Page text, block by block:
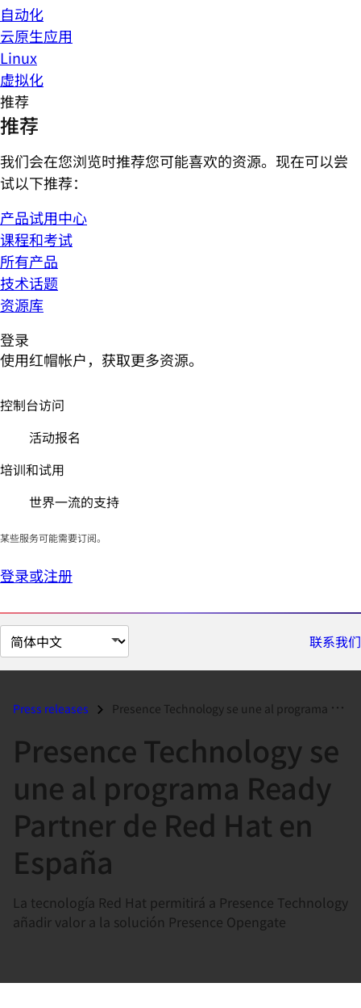
自动化
云原生应用
Linux
虚拟化
推荐
推荐
我们会在您浏览时推荐您可能喜欢的资源。现在可以尝
试以下推荐：
产品试用中心
课程和考试
所有产品
技术话题
资源库
登录
使用红帽帐户，获取更多资源。
控制台访问
活动报名
培训和试用
世界一流的支持
某些服务可能需要订阅。
登录或注册
切
换
面
联系我们
Press releases Presence Technology se une al programa Ready Partner de Red Hat en Esp...
Presence Technology se
une al programa Ready
Partner de Red Hat en
España
La tecnología Red Hat permitirá a Presence Technology
añadir valor a la solución Presence Opengate